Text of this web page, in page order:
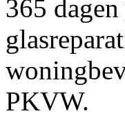
365
PKVW.